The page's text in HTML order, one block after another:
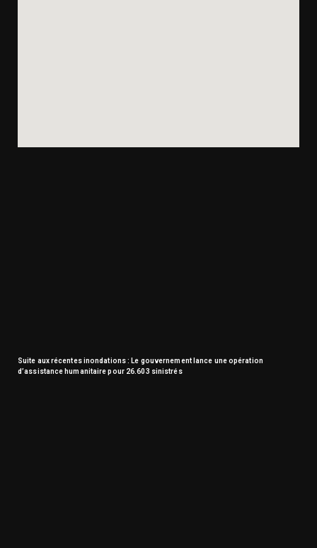
Suite aux récentes inondations : Le gouvernement lance une opération
d’assistance humanitaire pour 26.603 sinistrés